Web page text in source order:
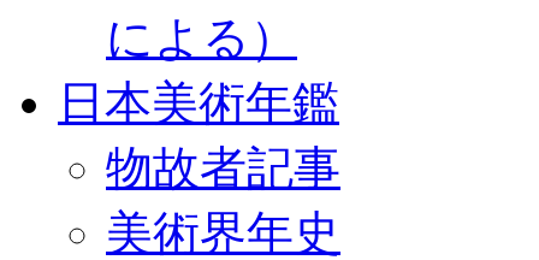
による）
日本美術年鑑
物故者記事
美術界年史